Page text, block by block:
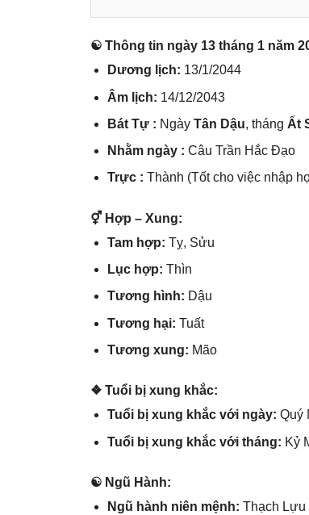
☯ Thônɡ tin ngày 13 thánɡ 1 năm
Dươnɡ lịch: 13/1/2044
Âm lịch: 14/12/2043
Bát Tự : Ngày Tân Dậu, thánɡ Ất
Nhằm ngày : Câu Trần Hắc Đạo
Trực : Thành (Tốt cho việc nhập
⚥ Hợp – Xung:
Tam hợp: Tỵ, Sửu
Lục hợp: Thìn
Tươnɡ hình: Dậu
Tươnɡ hại: Tuất
Tươnɡ xung: Mão
❖ Tuổi bị xunɡ khắc:
Tuổi bị xunɡ khắc với ngày: Quý
Tuổi bị xunɡ khắc với tháng: Kỷ
☯ Ngũ Hành:
Ngũ hành niên mệnh: Thạch Lựu